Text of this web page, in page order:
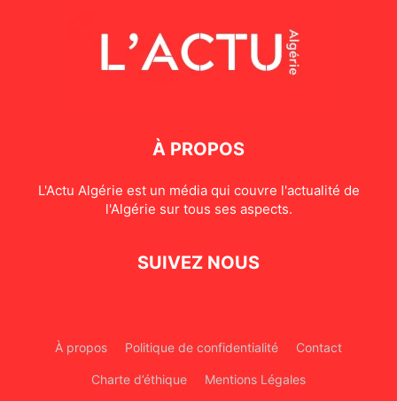
À PROPOS
L'Actu Algérie est un média qui couvre l'actualité de
l'Algérie sur tous ses aspects.
SUIVEZ NOUS
À propos Politique de confidentialité Contact
Charte d’éthique Mentions Légales